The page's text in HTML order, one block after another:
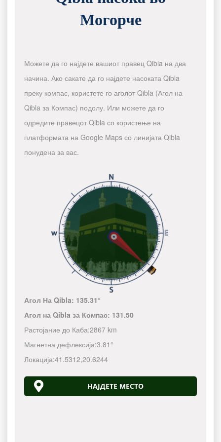
Могорче
Можете да го најдете вашиот правец Qibla на два
начина. Ако сакате да го најдете насоката Qibla
преку компас, користете го аголот Qibla (Агол на
Qibla за Компас) подолу. Или можете да го
одредите правецот Qibla со користење на
платформата на Google Maps со линијата Qibla
понудена за вас.
Агол На Qibla: 135.31°
Агол на Qibla за Компас: 131.50
Растојание до Каба:2867 km
Магнетна дефлексија:3.81°
Локација:41.5312,20.6244
НАЈДЕТЕ МЕСТО